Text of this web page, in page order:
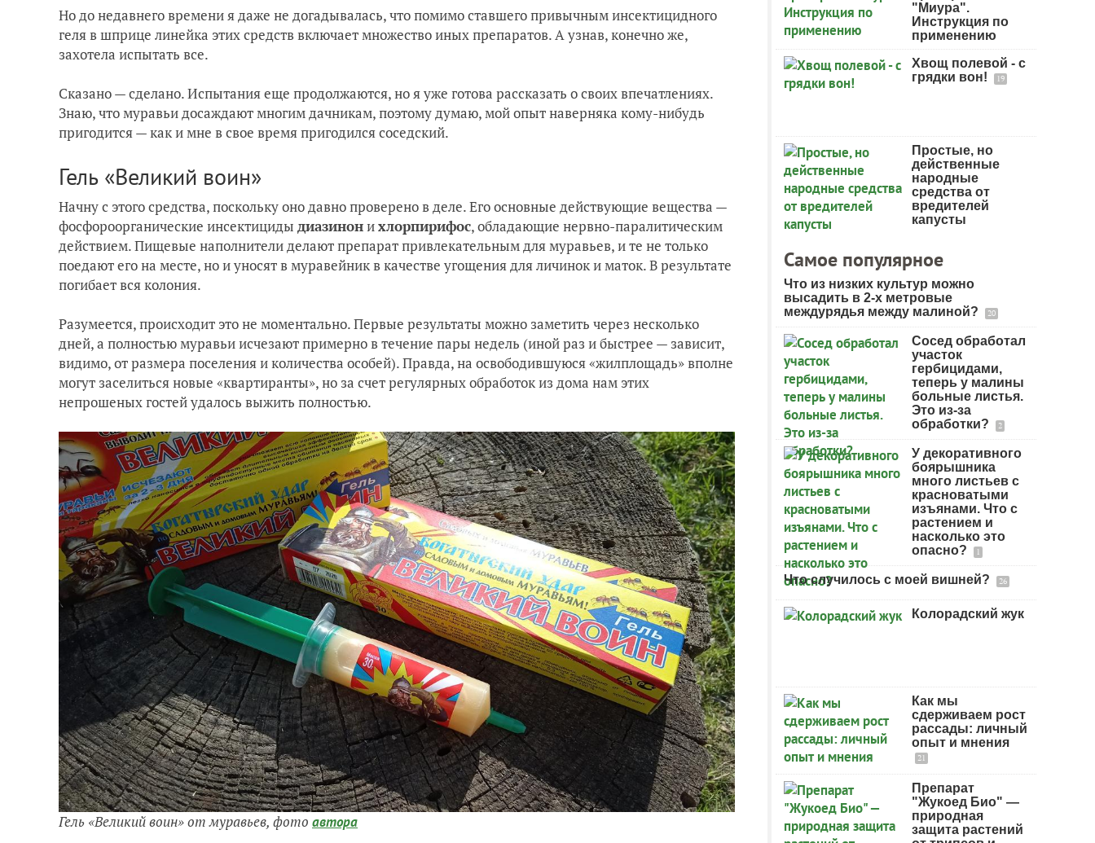
Но до недавнего времени я даже не догадывалась, что помимо ставшего привычным инсектицидного
геля в шприце линейка этих средств включает множество иных препаратов. А узнав, конечно же,
захотела испытать все.
Сказано — сделано. Испытания еще продолжаются, но я уже готова рассказать о своих впечатлениях.
Знаю, что муравьи досаждают многим дачникам, поэтому думаю, мой опыт наверняка кому-нибудь
пригодится — как и мне в свое время пригодился соседский.
Гель «Великий воин»
Начну с этого средства, поскольку оно давно проверено в деле. Его основные действующие вещества —
фосфороорганические инсектициды диазинонихлорпирифос, обладающие нервно-паралитическим
действием. Пищевые наполнители делают препарат привлекательным для муравьев, и те не только
поедают его на месте, но и уносят в муравейник в качестве угощения для личинок и маток. В результате
погибает вся колония.
Разумеется, происходит это не моментально. Первые результаты можно заметить через несколько
дней, а полностью муравьи исчезают примерно в течение пары недель (иной раз и быстрее — зависит,
видимо, от размера поселения и количества особей). Правда, на освободившуюся «жилплощадь» вполне
могут заселиться новые «квартиранты», но за счет регулярных обработок из дома нам этих
непрошеных гостей удалось выжить полностью.
Гель «Великий воин» от муравьев, фото автора
"Миура".
Инструкция по
применению
Хвощ полевой - с
грядки вон!
19
Простые, но
действенные
народные
средства от
вредителей
капусты
Самое популярное
Что из низких культур можно
высадить в 2-х метровые
междурядья между малиной?
20
Сосед обработал
участок
гербицидами,
теперь у малины
больные листья.
Это из-за
обработки?
2
У декоративного
боярышника
много листьев с
красноватыми
изъянами. Что с
растением и
насколько это
опасно?
1
Что случилось с моей вишней? 26
Колорадский жук
Как мы
сдерживаем рост
рассады: личный
опыт и мнения
21
Препарат
"Жукоед Био" —
природная
защита растений